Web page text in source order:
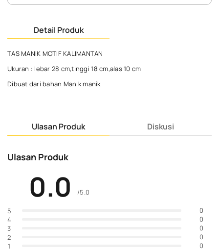
Detail Produk
TAS MANIK MOTIF KALIMANTAN
Ukuran : lebar 28 cm,tinggi 18 cm,alas 10 cm
Dibuat dari bahan Manik manik
Ulasan Produk Diskusi
Ulasan Produk
0.0 /5.0
5
0
4
0
3
0
2
0
1
0